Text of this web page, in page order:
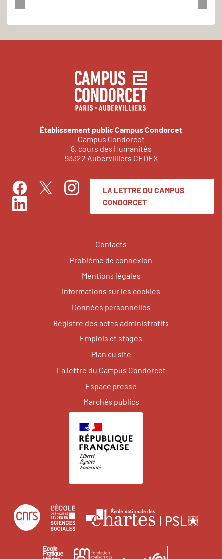
Établissement public Campus Condorcet
Campus Condorcet
8, cours des Humanités
93322 Aubervilliers CEDEX
FacebookTwitterInstagram
LinkedIn
LA LETTRE DU CAMPUS
CONDORCET
Contacts
Problème de connexion
Mentions légales
Informations sur les cookies
Données personnelles
Registre des actes administratifs
Emplois et stages
Plan du site
La lettre du Campus Condorcet
Espace presse
Marchés publics
Centre
national
École
des
École
Fondation